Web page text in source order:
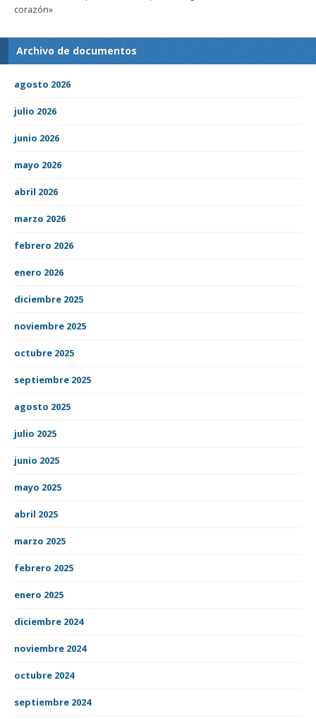
corazón»
Archivo de documentos
agosto 2026
julio 2026
junio 2026
mayo 2026
abril 2026
marzo 2026
febrero 2026
enero 2026
diciembre 2025
noviembre 2025
octubre 2025
septiembre 2025
agosto 2025
julio 2025
junio 2025
mayo 2025
abril 2025
marzo 2025
febrero 2025
enero 2025
diciembre 2024
noviembre 2024
octubre 2024
septiembre 2024